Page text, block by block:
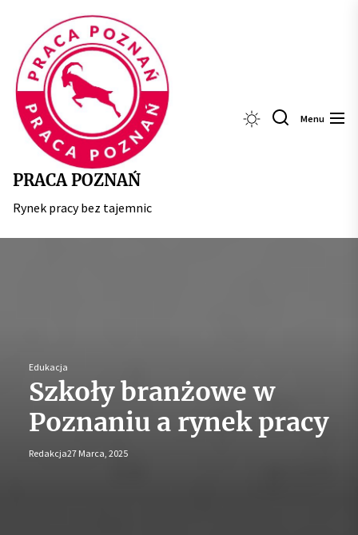
content
PRACA POZNAŃ
Rynek pracy bez tajemnic
Menu
Edukacja
Szkoły branżowe w
Poznaniu a rynek pracy
Redakcja27 Marca, 2025